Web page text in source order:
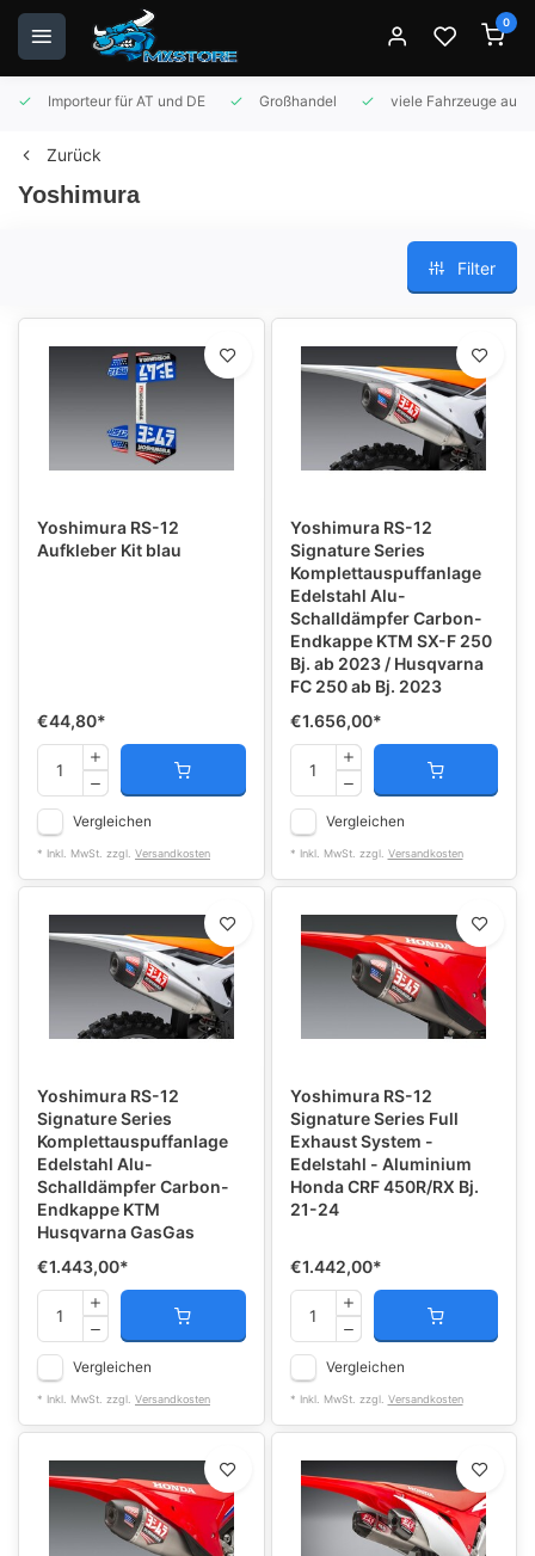
0
Importeur für AT und DE Großhandel viele Fahrzeuge auf
Zurück
Yoshimura
Filter
Yoshimura RS-12
Aufkleber Kit blau
€44,80*
Vergleichen
* Inkl. MwSt. zzgl. Versandkosten
Yoshimura RS-12
Signature Series
Komplettauspuffanlage
Edelstahl Alu-
Schalldämpfer Carbon-
Endkappe KTM SX-F 250
Bj. ab 2023 / Husqvarna
FC 250 ab Bj. 2023
€1.656,00*
Vergleichen
* Inkl. MwSt. zzgl. Versandkosten
Yoshimura RS-12
Signature Series
Komplettauspuffanlage
Edelstahl Alu-
Schalldämpfer Carbon-
Endkappe KTM
Husqvarna GasGas
€1.443,00*
Vergleichen
* Inkl. MwSt. zzgl. Versandkosten
Yoshimura RS-12
Signature Series Full
Exhaust System -
Edelstahl - Aluminium
Honda CRF 450R/RX Bj.
21-24
€1.442,00*
Vergleichen
* Inkl. MwSt. zzgl. Versandkosten